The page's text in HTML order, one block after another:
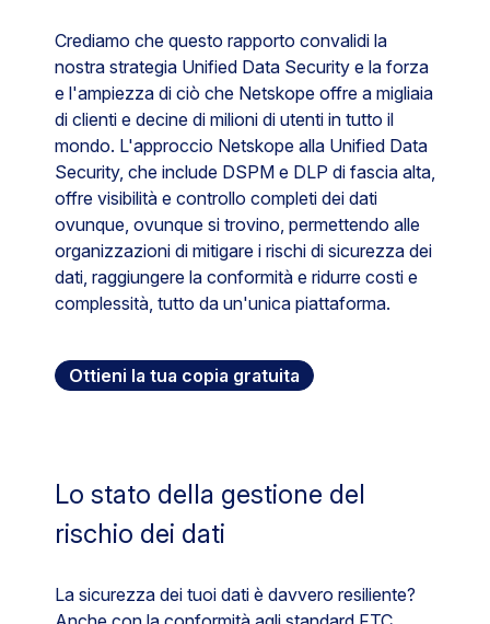
Crediamo che questo rapporto convalidi la
nostra strategia Unified Data Security e la forza
e l'ampiezza di ciò che Netskope offre a migliaia
di clienti e decine di milioni di utenti in tutto il
mondo. L'approccio Netskope alla Unified Data
Security, che include DSPM e DLP di fascia alta,
offre visibilità e controllo completi dei dati
ovunque, ovunque si trovino, permettendo alle
organizzazioni di mitigare i rischi di sicurezza dei
dati, raggiungere la conformità e ridurre costi e
complessità, tutto da un'unica piattaforma.
Ottieni la tua copia gratuita
Lo stato della gestione del
rischio dei dati
La sicurezza dei tuoi dati è davvero resiliente?